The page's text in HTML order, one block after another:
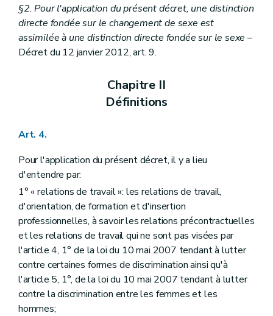
§2. Pour l'application du présent décret, une distinction
directe fondée sur le changement de sexe est
assimilée à une distinction directe fondée sur le sexe –
Décret du 12 janvier 2012, art. 9.
Chapitre II
Définitions
Art. 4.
Pour l'application du présent décret, il y a lieu
d'entendre par:
1° « relations de travail »: les relations de travail,
d'orientation, de formation et d'insertion
professionnelles, à savoir les relations précontractuelles
et les relations de travail qui ne sont pas visées par
l'article 4, 1° de la loi du 10 mai 2007 tendant à lutter
contre certaines formes de discrimination ainsi qu'à
l'article 5, 1°, de la loi du 10 mai 2007 tendant à lutter
contre la discrimination entre les femmes et les
hommes;